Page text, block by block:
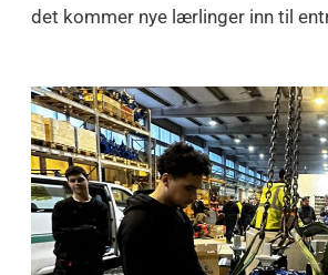
det kommer nye lærlinger inn til